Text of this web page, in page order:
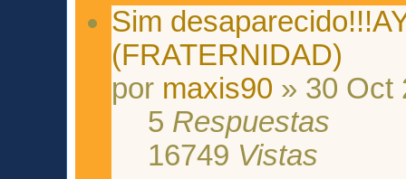
Sim
(FRATERNIDAD)
por maxis90 » 30 Oct
5 Respuestas
16749 Vistas